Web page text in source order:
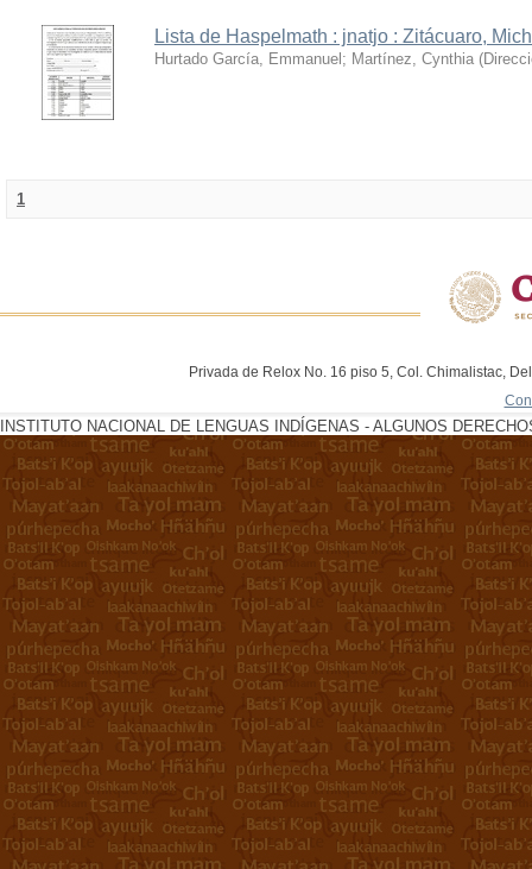
Lista de Haspelmath : jnatjo : Zitácuaro,
Hurtado García, Emmanuel ; Martínez, Cynthia (
1
Privada de Relox No. 16 piso 5, Col. Chimalistac,
INSTITUTO NACIONAL DE LENGUAS INDÍGENAS - ALGUNOS